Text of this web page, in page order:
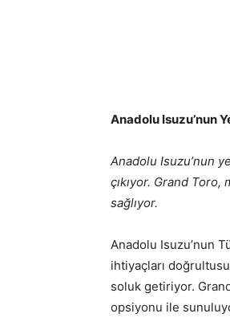
Anadolu Isuzu’nun
Anadolu Isuzu’nun
çıkıyor. Grand
sağlıyor.
Anadolu Isuzu’nun
ihtiyaçları
soluk getiriyor.
opsiyonu ile